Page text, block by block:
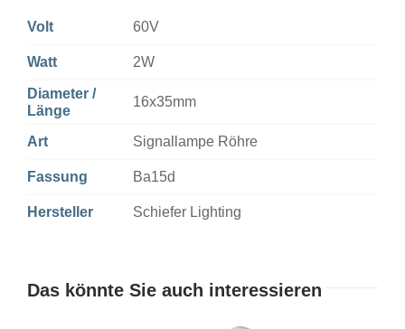
Volt 60V
Watt 2W
Diameter /
Länge
16x35mm
Art Signallampe Röhre
Fassung Ba15d
Hersteller Schiefer Lighting
Das könnte Sie auch interessieren